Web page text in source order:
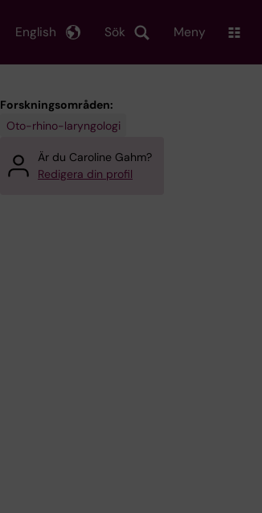
Sök
English Meny
Forskningsområden:
Oto-rhino-laryngologi
Är du Caroline Gahm?
Redigera din profil